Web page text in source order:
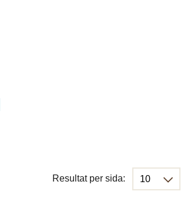
Resultat per sida: